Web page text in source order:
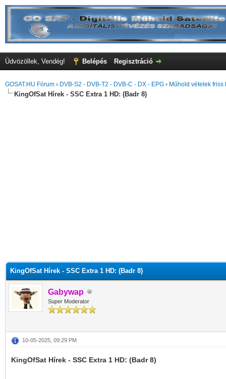
Üdvözöllek, Vendég! Belépés Regisztráció
GOSAT.HU Fórum › DVB-S2 - DVB-T2 - DVB-C - DX - EPG › Műhold vételek friss
KingOfSat Hírek - SSC Extra 1 HD: (Badr 8)
KingOfSat Hírek - SSC Extra 1 HD: (Badr 8)
Gabywap
Super Moderator
10-05-2025, 09:29 PM
KingOfSat Hírek - SSC Extra 1 HD: (Badr 8)